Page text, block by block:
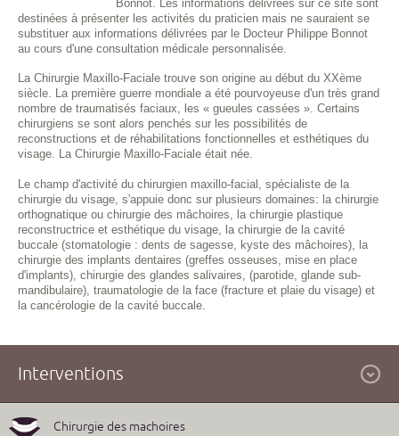
Bonnot. Les informations délivrées sur ce site sont
destinées à présenter les activités du praticien mais ne sauraient se
substituer aux informations délivrées par le Docteur Philippe Bonnot
au cours d'une consultation médicale personnalisée.
La Chirurgie Maxillo-Faciale trouve son origine au début du XXème
siècle. La première guerre mondiale a été pourvoyeuse d'un très grand
nombre de traumatisés faciaux, les « gueules cassées ». Certains
chirurgiens se sont alors penchés sur les possibilités de
reconstructions et de réhabilitations fonctionnelles et esthétiques du
visage. La Chirurgie Maxillo-Faciale était née.
Le champ d'activité du chirurgien maxillo-facial, spécialiste de la
chirurgie du visage, s'appuie donc sur plusieurs domaines: la chirurgie
orthognatique ou chirurgie des mâchoires, la chirurgie plastique
reconstructrice et esthétique du visage, la chirurgie de la cavité
buccale (stomatologie : dents de sagesse, kyste des mâchoires), la
chirurgie des implants dentaires (greffes osseuses, mise en place
d'implants), chirurgie des glandes salivaires, (parotide, glande sub-
mandibulaire), traumatologie de la face (fracture et plaie du visage) et
la cancérologie de la cavité buccale.
Interventions
Chirurgie des machoires